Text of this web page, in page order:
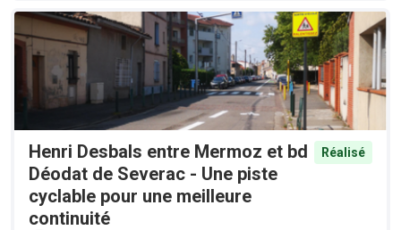
Henri Desbals entre Mermoz et bd
Déodat de Severac - Une piste
cyclable pour une meilleure
continuité
Réalisé